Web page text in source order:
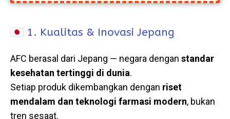
🇯🇵 1. Kualitas & Inovasi Jepang
AFC berasal dari Jepang — negara dengan standar
kesehatan tertinggi di dunia.
Setiap produk dikembangkan dengan riset
mendalam dan teknologi farmasi modern, bukan
tren sesaat.